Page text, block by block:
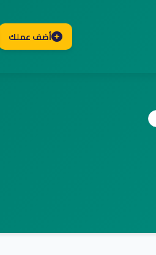
أضف عملك